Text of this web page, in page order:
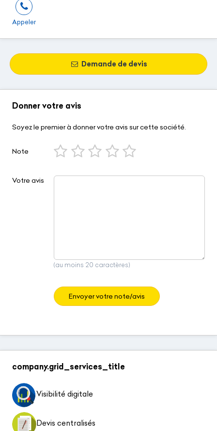
Appeler
Demande de devis
Donner votre avis
Soyez le premier à donner votre avis sur cette société.
Note
Votre avis
(au moins 20 caractères)
Envoyer votre note/avis
company.grid_services_title
Visibilité digitale
Devis centralisés